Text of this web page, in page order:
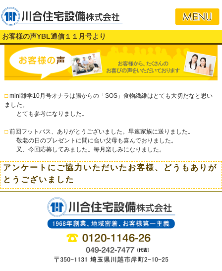
お客様の声YBL通信１１月号より
□mini雑学10月号オナラは腸からの「SOS」食物繊維はとても大切だなと思い
ました。
とても参考になりました。
□前回フットバス、ありがとうございました。早速家族に送りました。
敬老の日のプレゼントに間に合い父母も喜んでおりました。
又、今回応募してみました。毎月楽しみになりました。
アンケートにご協力いただいたお客様、どうもありが
とうございました